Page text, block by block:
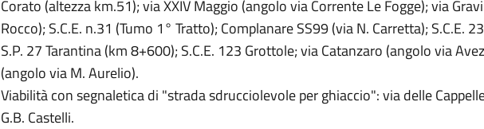
Corato (altezza km.51); via XXIV Maggio (angolo via Corrente Le Fogge); via
Rocco); S.C.E. n.31 (Tumo 1° Tratto); Complanare SS99 (via N. Carretta); S.C.E.
S.P. 27 Tarantina (km 8+600); S.C.E. 123 Grottole; via Catanzaro (angolo via
(angolo via M. Aurelio).
Viabilità con segnaletica di "strada sdrucciolevole per ghiaccio": via delle
G.B. Castelli.